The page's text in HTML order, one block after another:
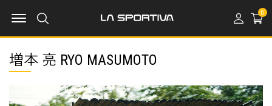
MENU OPEN 0
増本 亮 RYO MASUMOTO